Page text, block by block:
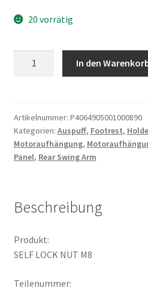
20 vorrätig
Menge
In den
Artikelnummer: P4064905001000890
Kategorien: Auspuff, Footrest,
Motoraufhängung,
Panel, Rear Swing Arm
Beschreibung
Produkt:
SELF LOCK NUT M8
Teilenummer: